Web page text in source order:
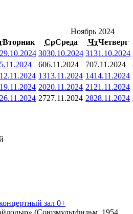
Ноябрь 2024
Вторник СрСреда ЧтЧетверг
29.10.2024 3030.10.2024 3131.10.2024
606.11.2024 707.11.2024
12.11.2024 1313.11.2024 1414.11.2024
19.11.2024 2020.11.2024 21 21.11.2024
26.11.2024 2727.11.2024 2828.11.2024
зал 0+